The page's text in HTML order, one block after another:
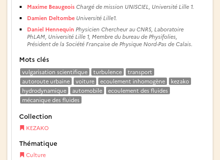
Maxime Beaugeois Chargé de mission UNISCIEL, Université Lille 1.
Damien Deltombe Université Lille1.
Daniel Hennequin Physicien Chercheur au CNRS, Laboratoire
PhLAM, Université Lille 1, Membre du bureau de Physifolies,
Président de la Société Française de Physique Nord-Pas de Calais.
Mots clés
vulgarisation scientifique turbulence
transport
autoroute urbaine
voiture ecoulement inhomogène
kezako
hydrodynamique
automobile
ecoulement des fluides
mécanique des fluides
Collection
KEZAKO
Thématique
Culture